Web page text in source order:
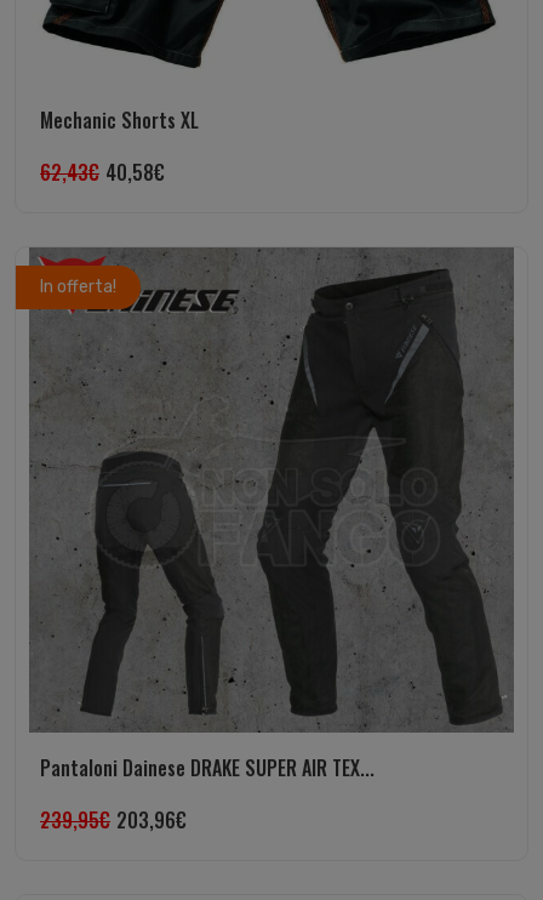
Mechanic Shorts XL
62,43€ 40,58€
In offerta!
Pantaloni Dainese DRAKE SUPER AIR TEX...
239,95€ 203,96€